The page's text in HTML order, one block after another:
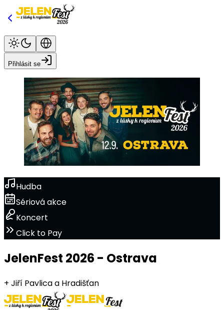
Přihlásit se
Hudba
Sériová akce
Koncert
Click to Pay
JelenFest 2026 - Ostrava
+ Jiří Pavlica a Hradišťan